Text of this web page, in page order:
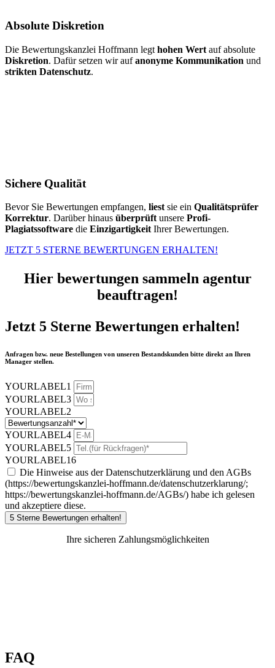
Absolute Diskretion
Die Bewertungskanzlei Hoffmann legt hohen Wert auf absolute
Diskretion. Dafür setzen wir aufanonyme Kommunikation und
strikten Datenschutz.
Sichere Qualität
Bevor Sie Bewertungen empfangen, liest sie ein Qualitätsprüfer
Korrektur. Darüber hinaus überprüft unsere Profi-
Plagiatssoftware die Einzigartigkeit Ihrer Bewertungen.
JETZT 5 STERNE BEWERTUNGEN ERHALTEN!
Hier bewertungen sammeln agentur
beauftragen!
Jetzt 5 Sterne Bewertungen erhalten!
Anfragen bzw. neue Bestellungen von unseren Bestandskunden bitte direkt an Ihren
Manager stellen.
YOURLABEL1
YOURLABEL3
YOURLABEL2
YOURLABEL4
YOURLABEL5
YOURLABEL16
Die Hinweise aus der Datenschutzerklärung und den AGBs
(https://bewertungskanzlei-hoffmann.de/datenschutzerklarung/;
https://bewertungskanzlei-hoffmann.de/AGBs/) habe ich gelesen
und akzeptiere diese.
5 Sterne Bewertungen erhalten!
Ihre sicheren Zahlungsmöglichkeiten
FAQ